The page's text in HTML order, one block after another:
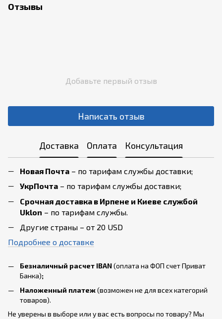
Отзывы
Добавьте первый отзыв
Написать отзыв
Доставка Оплата Консультация
Новая Почта – по тарифам службы доставки;
УкрПочта – по тарифам службы доставки;
Срочная доставка в Ирпене и Киеве службой
Uklon – по тарифам службы.
Другие страны – от 20 USD
Подробнее о доставке
Безналичный расчет IBAN(оплата на ФОП счет Приват
Банка);
Наложенный платеж(возможен не для всех категорий
товаров).
Не уверены в выборе или у вас есть вопросы по товару? Мы